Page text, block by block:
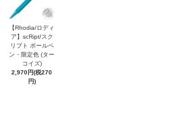
【Rhodia/ロディ
ア】scRipt/スク
リプト ボールペ
ン・限定色 (ター
コイズ)
2,970円(税270
円)